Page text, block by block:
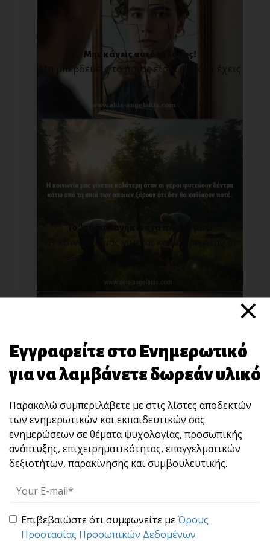
Μην κάνεις αυτό το λάθος!
Μη μπερδεύεις το ποιος είσαι με το τι έχεις
κάνει.[...]
Το "αύριο" ανήκει στα παιδιά μας!
«Η κοινωνία μας γίνεται καλύτερη όταν οι
γέροι φυτ[...]
“STOP” : Μια άσκηση 10 δευτερολέπτων που
χτίζει αυτοκυριαρχία και ωριμότητα ηγεσίας.
Πολλές φορές, αυτό που καταστρέφει μια
σχέση, μια [...]
×
Εγγραφείτε στο Ενημερωτικό
για να λαμβάνετε δωρεάν υλικό
Παρακαλώ συμπεριλάβετε με στις λίστες αποδεκτών
των ενημερωτικών και εκπαιδευτικών σας
ενημερώσεων σε θέματα ψυχολογίας, προσωπικής
ανάπτυξης, επιχειρηματικότητας, επαγγελματικών
δεξιοτήτων, παρακίνησης και συμβουλευτικής.
Επιβεβαιώστε ότι συμφωνείτε μεΌρους
Προστασίας Προσωπικών Δεδομένων